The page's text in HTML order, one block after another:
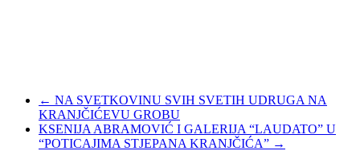
← NA SVETKOVINU SVIH SVETIH UDRUGA NA
KRANJČIĆEVU GROBU
KSENIJA ABRAMOVIĆ I GALERIJA “LAUDATO” U
“POTICAJIMA STJEPANA KRANJČIĆA” →